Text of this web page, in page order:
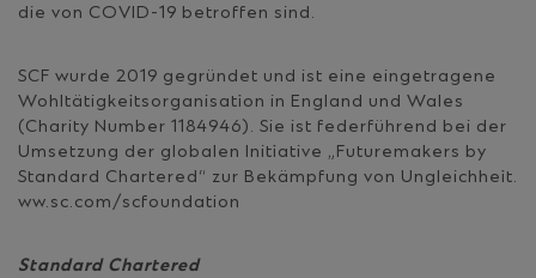
die von COVID-19 betroffen sind.
SCF wurde 2019 gegründet und ist eine eingetragene
Wohltätigkeitsorganisation in England und Wales
(Charity Number 1184946). Sie ist federführend bei der
Umsetzung der globalen Initiative „Futuremakers by
Standard Chartered“ zur Bekämpfung von Ungleichheit.
ww.sc.com/scfoundation
Standard Chartered